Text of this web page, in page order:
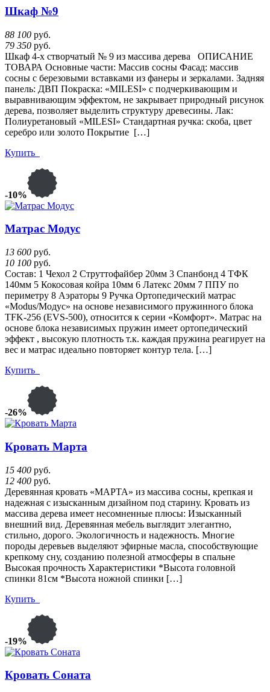
Шкаф №9
88 100 руб.
79 350 руб.
Шкаф 4-х створчатый № 9 из массива дерева ОПИСАНИЕ
ТОВАРА Основные части: Массив сосны Фасад: массив
сосны с березовыми вставками из фанеры и зеркалами. Задняя
панель: ДВП Покраска: «MILESI» с подчеркивающим и
выравнивающим эффектом, не закрывает природный рисунок
дерева, позволяет выделить структуру древесины. Лак:
Полиуретановый «MILESI» Стандартная ручка: скоба, цвет
серебро или золото Покрытие […]
Купить
-10%
Матрас Модус
13 600 руб.
10 100 руб.
Состав: 1 Чехол 2 Струттофайбер 20мм 3 Спанбонд 4 ТФК
140мм 5 Кокосовая койра 10мм 6 Латекс 20мм 7 ППУ по
периметру 8 Аэраторы 9 Ручка Ортопедический матрас
«Modus/Модус» на основе независимого пружинного блока
TFK-256 (EVS-500), относится к серии «Комфорт». Матраc на
основе блока независимых пружин имеет ортопедический
эффект , высокую плотность т.к. каждая пружина реагирует на
вес и матрас идеально повторяет контур тела. […]
Купить
-26%
Кровать Марта
15 400 руб.
12 400 руб.
Деревянная кровать «МАРТА» из массива сосны, крепкая и
надежная с изысканным дизайном под старину. Кровать из
массива дерева имеет несомненные плюсы: Изысканный
внешний вид. Деревянная мебель выглядит элегантно,
стильно, дорого. Экологичность и надежность. Многие
породы деревьев выделяют эфирные масла, способствующие
крепкому сну, созданию полезной атмосферы в спальне
Высокая прочность Характеристики *Высота головной
спинки 81см *Высота ножной спинки […]
Купить
-19%
Кровать Соната